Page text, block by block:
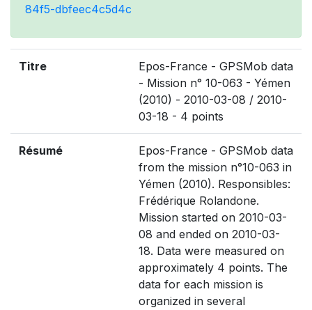
84f5-dbfeec4c5d4c
Titre
Epos-France - GPSMob data
- Mission n° 10-063 - Yémen
(2010) - 2010-03-08 / 2010-
03-18 - 4 points
Résumé
Epos-France - GPSMob data
from the mission n°10-063 in
Yémen (2010). Responsibles:
Frédérique Rolandone.
Mission started on 2010-03-
08 and ended on 2010-03-
18. Data were measured on
approximately 4 points. The
data for each mission is
organized in several